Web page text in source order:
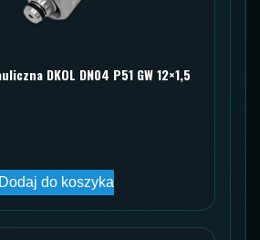
DKOL DN04 P51 GW 12×1,5
Dodaj do koszyka